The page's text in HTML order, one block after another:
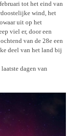
tot het eind van
wind, het
uit op het
viel er, door een
van de 28e een
deel van het land bij
dagen van